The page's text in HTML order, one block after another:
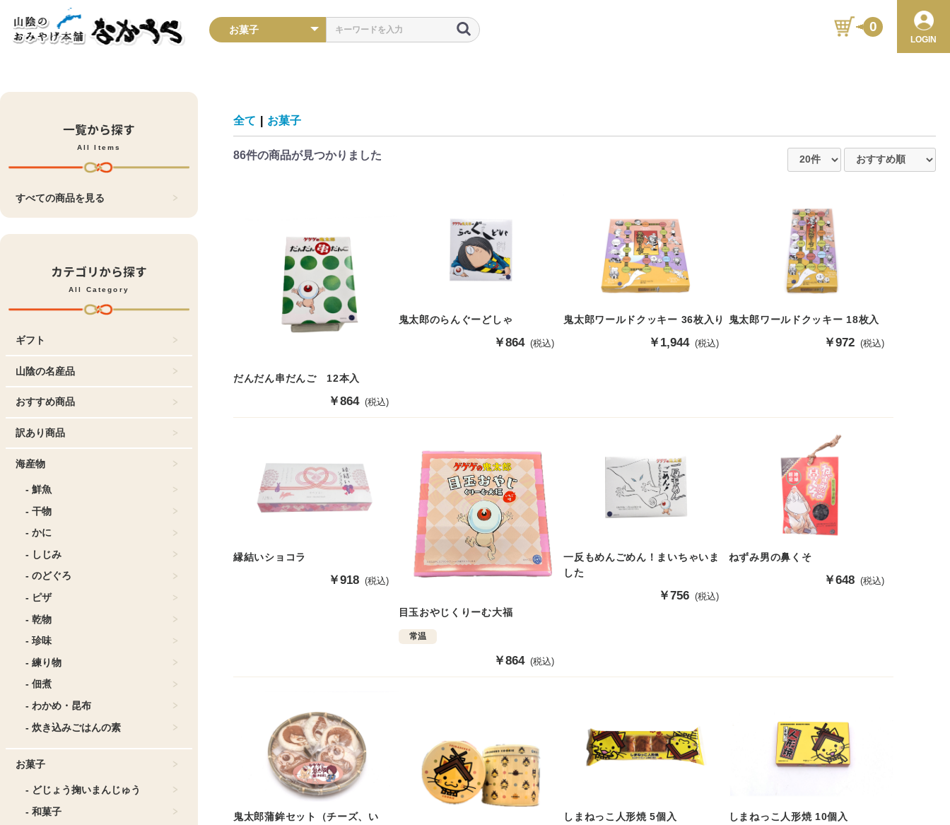
0
LOGIN
一覧から探す
All Items
すべての商品を見る
カテゴリから探す
All Category
ギフト
山陰の名産品
おすすめ商品
訳あり商品
海産物
- 鮮魚
- 干物
- かに
- しじみ
- のどぐろ
- ピザ
- 乾物
- 珍味
- 練り物
- 佃煮
- わかめ・昆布
- 炊き込みごはんの素
お菓子
- どじょう掬いまんじゅう
- 和菓子
全て お菓子
86件の商品が見つかりました
だんだん串だんご 12本入
販
￥864 (税込)
鬼太郎のらんぐーどしゃ
販
￥864 (税込)
鬼太郎ワールドクッキー 36枚入り
販
￥1,944 (税込)
鬼太郎ワールドクッキー 18枚入
販
￥972 (税込)
縁結いショコラ
販
￥918 (税込)
目玉おやじくりーむ大福
常温
販
￥864 (税込)
一反もめんごめん！まいちゃいま
した
販
￥756 (税込)
ねずみ男の鼻くそ
販
￥648 (税込)
鬼太郎蒲鉾セット（チーズ、い
しまねっこ人形焼 5個入
しまねっこ人形焼 10個入